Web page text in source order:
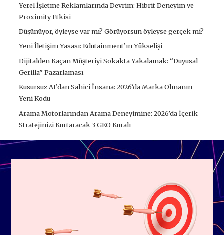
Yerel İşletme Reklamlarında Devrim: Hibrit Deneyim ve
Proximity Etkisi
Düşünüyor, öyleyse var mı? Görüyorsun öyleyse gerçek mi?
Yeni İletişim Yasası: Edutainment’ın Yükselişi
Dijitalden Kaçan Müşteriyi Sokakta Yakalamak: “Duyusal
Gerilla” Pazarlaması
Kusursuz AI’dan Sahici İnsana: 2026’da Marka Olmanın
Yeni Kodu
Arama Motorlarından Arama Deneyimine: 2026’da İçerik
Stratejinizi Kurtaracak 3 GEO Kuralı